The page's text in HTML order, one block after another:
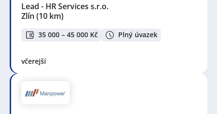
Lead - HR Services s.r.o.
Zlín (10 km)
35 000 – 45 000 Kč Plný úvazek
včerejší